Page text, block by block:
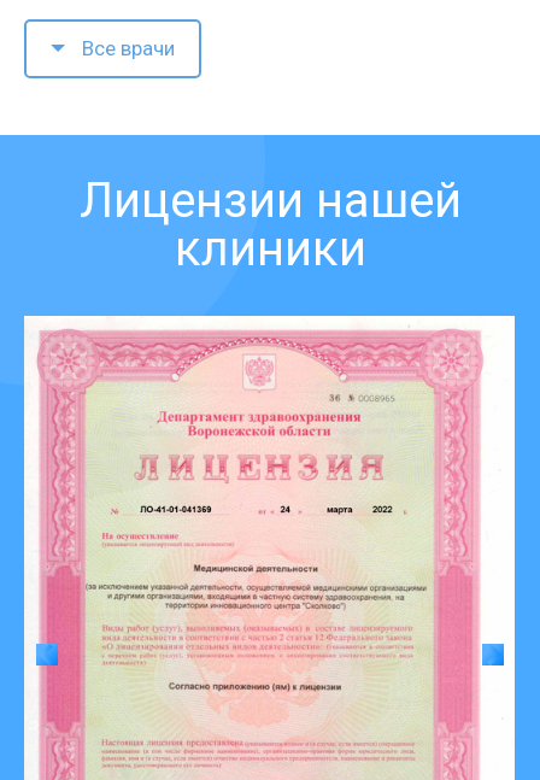
Все врачи
Лицензии нашей
клиники